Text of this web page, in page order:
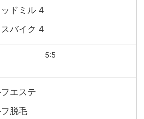
ッドミル 4
バイク 4
5:5
エステ
脱毛